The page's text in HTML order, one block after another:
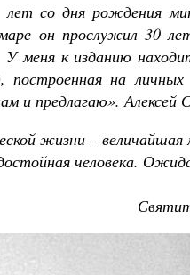
лет со дня рождения
он прослужил 30
меня к изданию
на личных
и предлагаю». Алексей
жизни – величайшая
человека.